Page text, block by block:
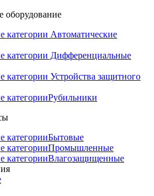
оборудование
Автоматические
Дифференциальные
Устройства защитного
Рубильники
Бытовые
Промышленные
Влагозащищенные